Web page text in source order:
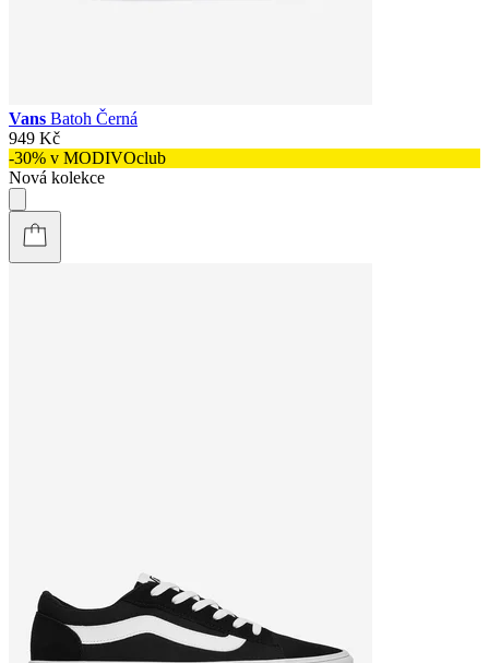
Vans Batoh Černá
949 Kč
-30% v MODIVOclub
Nová kolekce